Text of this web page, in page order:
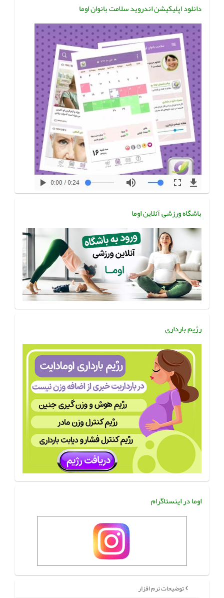
دانلود اپلیکیشن اندروید سلامت بانوان اوما
باشگاه ورزشی آنلاین اوما
رژیم بارداری
اوما در اینستاگرام
توضیحات نرم افزار